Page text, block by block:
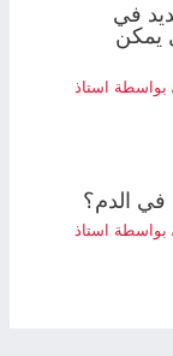
شديد في
يمكن
بواسطة
استاذ
في الدم؟
بواسطة
استاذ